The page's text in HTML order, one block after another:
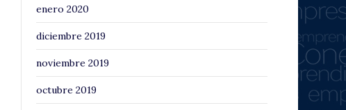
enero 2020
diciembre 2019
noviembre 2019
octubre 2019